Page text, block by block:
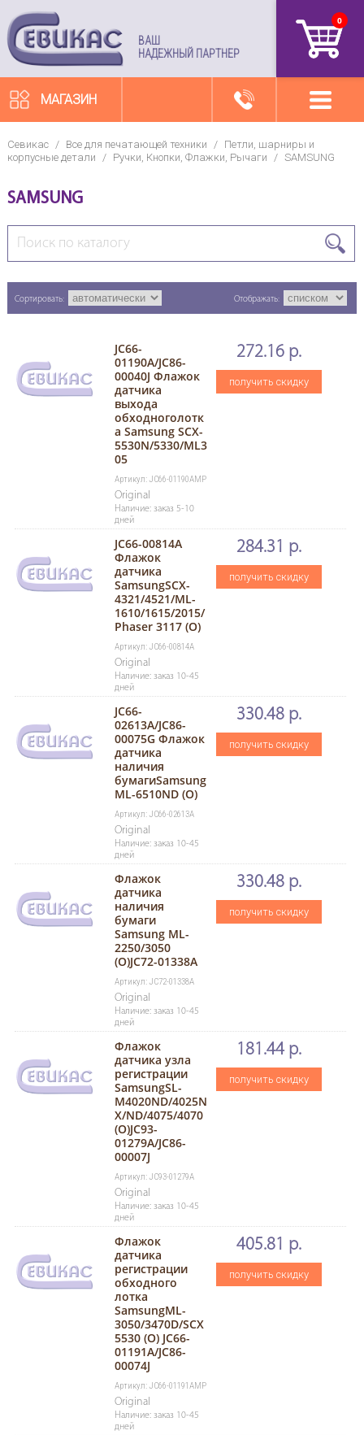
ВАШ
НАДЕЖНЫЙ ПАРТНЕР
0
МАГАЗИН
Севикас / Все для печатающей техники /
Петли, шарниры и
корпусные детали / Ручки, Кнопки, Флажки, Рычаги / SAMSUNG
SAMSUNG
Сортировать: Отображать:
JC66-
01190A/JC86-
00040J Флажок
датчика
выхода
обходноголотк
а Samsung SCX-
5530N/5330/ML3
05
Артикул: JC66-01190AMP
Original
Наличие: заказ 5-10
дней
272.16 р.
получить скидку
JC66-00814A
Флажок
датчика
SamsungSCX-
4321/4521/ML-
1610/1615/2015/
Phaser 3117 (O)
Артикул: JC66-00814A
Original
Наличие: заказ 10-45
дней
284.31 р.
получить скидку
JC66-
02613A/JC86-
00075G Флажок
датчика
наличия
бумагиSamsung
ML-6510ND (O)
Артикул: JC66-02613A
Original
Наличие: заказ 10-45
дней
330.48 р.
получить скидку
Флажок
датчика
наличия
бумаги
Samsung ML-
2250/3050
(O)JC72-01338A
Артикул: JC72-01338A
Original
Наличие: заказ 10-45
дней
330.48 р.
получить скидку
Флажок
датчика узла
регистрации
SamsungSL-
M4020ND/4025N
X/ND/4075/4070
(O)JC93-
01279A/JC86-
00007J
Артикул: JC93-01279A
Original
Наличие: заказ 10-45
дней
181.44 р.
получить скидку
Флажок
датчика
регистрации
обходного
лотка
SamsungML-
3050/3470D/SCX
5530 (O) JC66-
01191A/JC86-
00074J
Артикул: JC66-01191AMP
Original
Наличие: заказ 10-45
дней
405.81 р.
получить скидку